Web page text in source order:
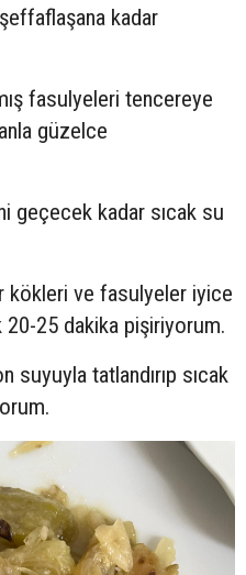
kadar
fasulyeleri tencereye
güzelce
geçecek kadar sıcak su
kökleri ve fasulyeler iyice
20-25 dakika pişiriyorum.
suyuyla tatlandırıp sıcak